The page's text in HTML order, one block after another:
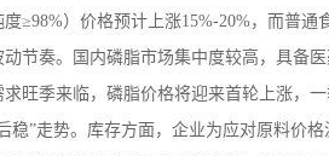
度≥98%）价格预计上涨15%-20%，而普通
节奏。国内磷脂市场集中度较高，具备医
旺季来临，磷脂价格将迎来首轮上涨，
稳”走势。库存方面，企业为应对原料价